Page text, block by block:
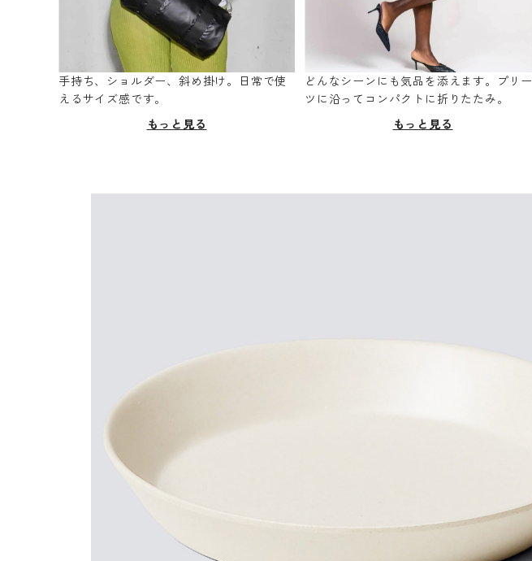
手持ち、ショルダー、斜め掛け。日常で使
えるサイズ感です。
もっと見る
どんなシーンにも気品を添えます。プリー
ツに沿ってコンパクトに折りたたみ。
もっと見る